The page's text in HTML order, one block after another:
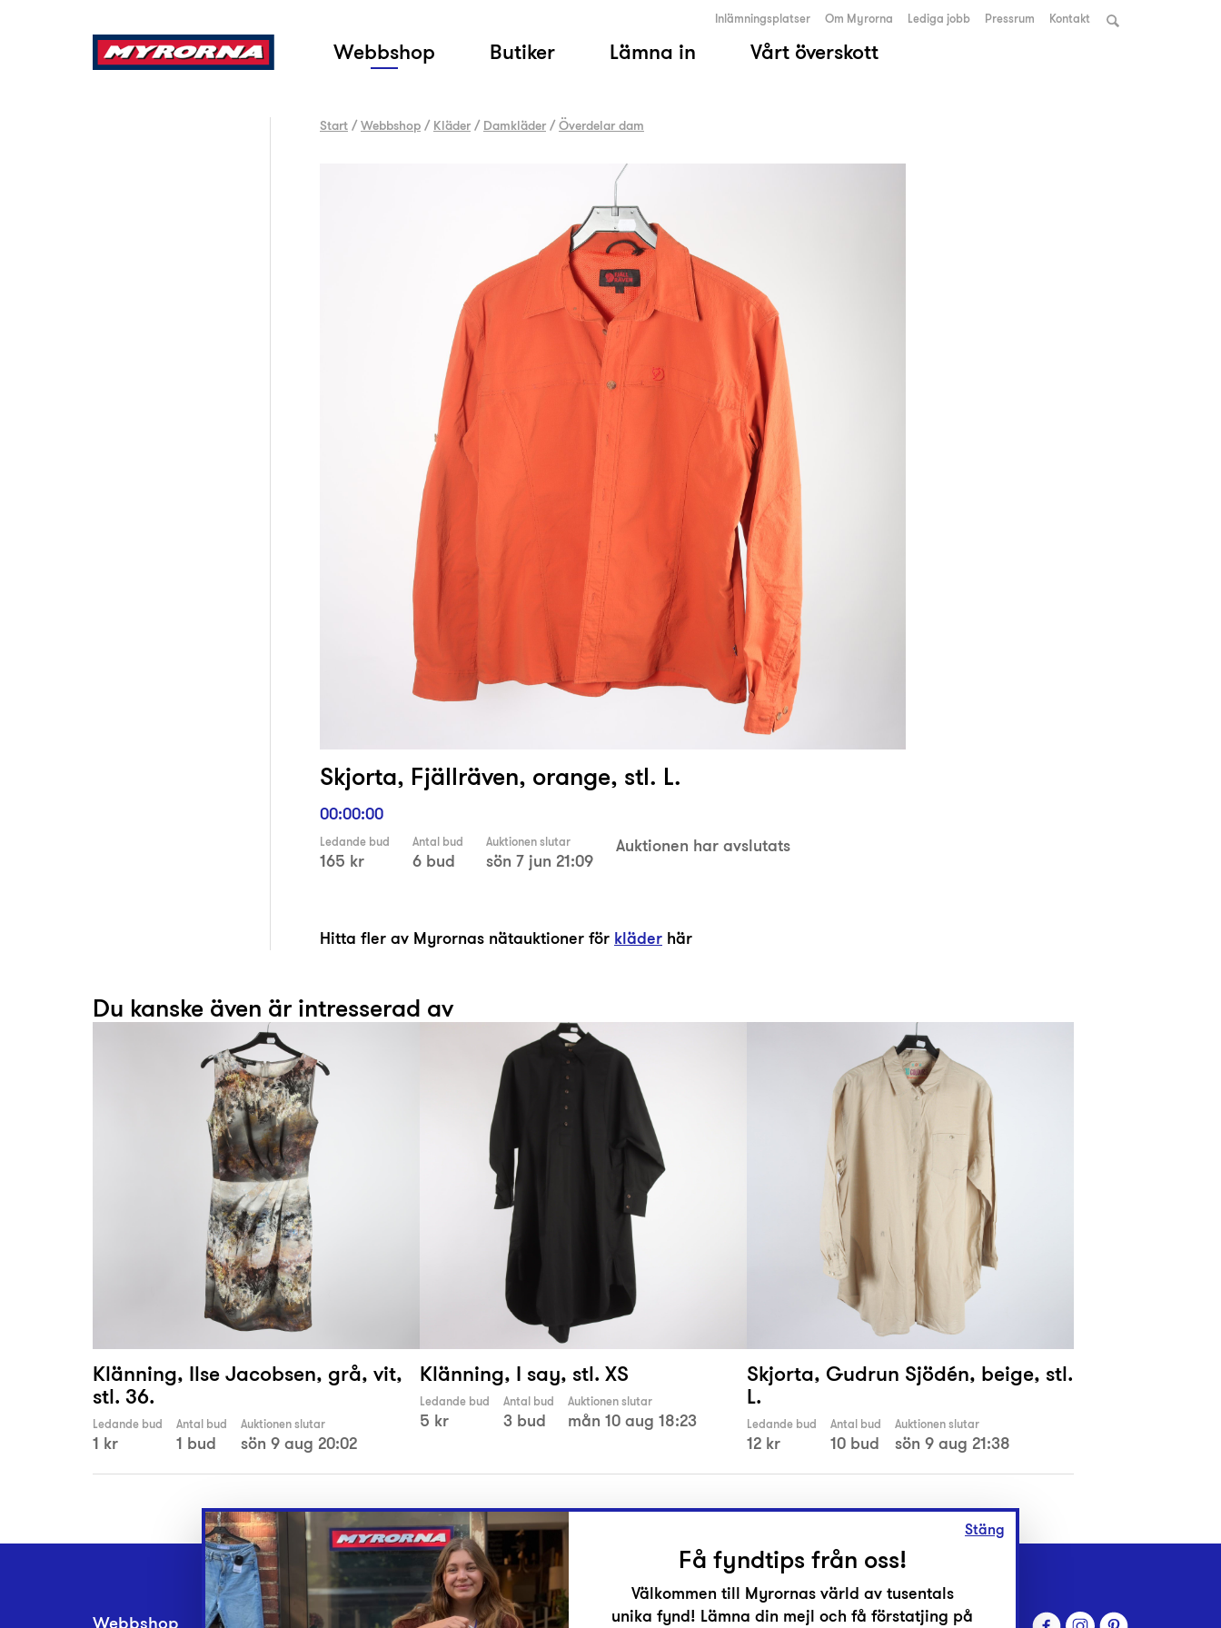
Webbshop Butiker Lämna in Vårt överskott
Inlämningsplatser Om Myrorna Lediga jobb Pressrum Kontakt
Start /Webbshop / Kläder / Damkläder /Överdelar dam
Skjorta, Fjällräven, orange, stl. L.
00:00:00
Ledande bud
165 kr
Antal bud
6 bud
Auktionen slutar
sön 7 jun 21:09
Auktionen har avslutats
Hitta fler av Myrornas nätauktioner för kläder här
Du kanske även är intresserad av
Klänning, Ilse Jacobsen, grå, vit,
stl. 36.
Ledande bud
1 kr
Antal bud
1 bud
Auktionen slutar
sön 9 aug 20:02
Klänning, I say, stl. XS
Ledande bud
5 kr
Antal bud
3 bud
Auktionen slutar
mån 10 aug 18:23
Skjorta, Gudrun Sjödén, beige, stl.
L.
Ledande bud
12 kr
Antal bud
10 bud
Auktionen slutar
sön 9 aug 21:38
Stäng
Få fyndtips från oss!
Välkommen till Myrornas värld av tusentals
unika fynd! Lämna din mejl och få förstatjing på